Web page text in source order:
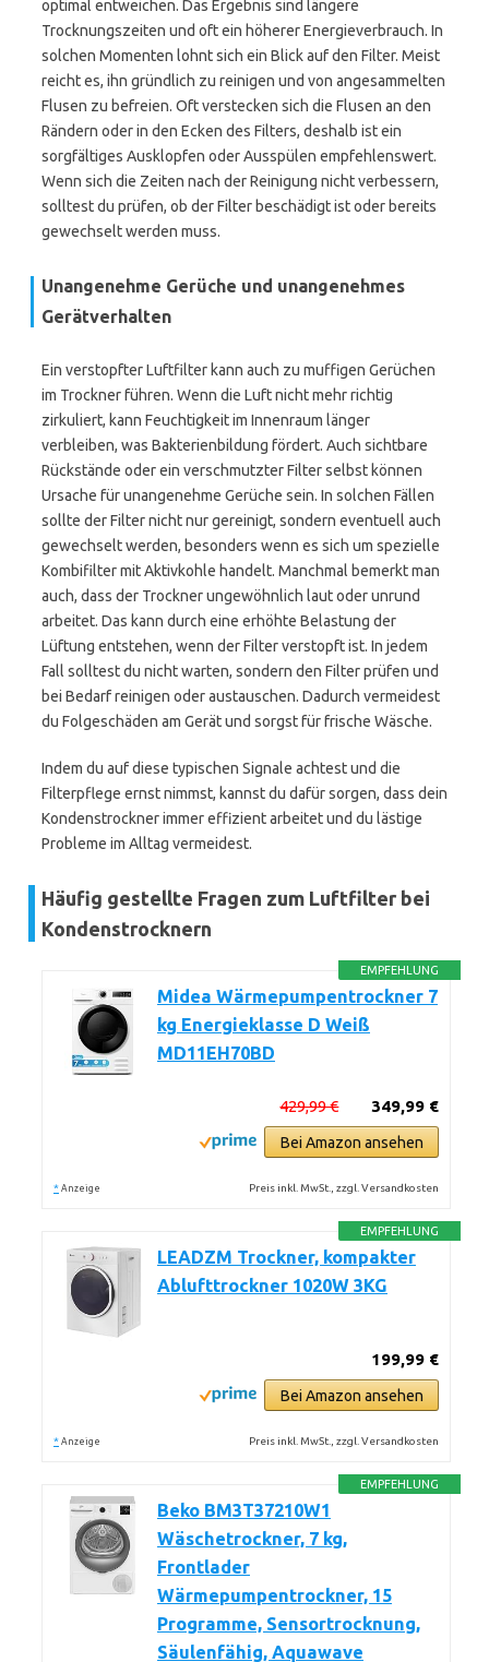
optimal entweichen. Das Ergebnis sind längere
Trocknungszeiten und oft ein höherer Energieverbrauch. In
solchen Momenten lohnt sich ein Blick auf den Filter. Meist
reicht es, ihn gründlich zu reinigen und von angesammelten
Flusen zu befreien. Oft verstecken sich die Flusen an den
Rändern oder in den Ecken des Filters, deshalb ist ein
sorgfältiges Ausklopfen oder Ausspülen empfehlenswert.
Wenn sich die Zeiten nach der Reinigung nicht verbessern,
solltest du prüfen, ob der Filter beschädigt ist oder bereits
gewechselt werden muss.
Unangenehme Gerüche und unangenehmes
Gerätverhalten
Ein verstopfter Luftfilter kann auch zu muffigen Gerüchen
im Trockner führen. Wenn die Luft nicht mehr richtig
zirkuliert, kann Feuchtigkeit im Innenraum länger
verbleiben, was Bakterienbildung fördert. Auch sichtbare
Rückstände oder ein verschmutzter Filter selbst können
Ursache für unangenehme Gerüche sein. In solchen Fällen
sollte der Filter nicht nur gereinigt, sondern eventuell auch
gewechselt werden, besonders wenn es sich um spezielle
Kombifilter mit Aktivkohle handelt. Manchmal bemerkt man
auch, dass der Trockner ungewöhnlich laut oder unrund
arbeitet. Das kann durch eine erhöhte Belastung der
Lüftung entstehen, wenn der Filter verstopft ist. In jedem
Fall solltest du nicht warten, sondern den Filter prüfen und
bei Bedarf reinigen oder austauschen. Dadurch vermeidest
du Folgeschäden am Gerät und sorgst für frische Wäsche.
Indem du auf diese typischen Signale achtest und die
Filterpflege ernst nimmst, kannst du dafür sorgen, dass dein
Kondenstrockner immer effizient arbeitet und du lästige
Probleme im Alltag vermeidest.
Häufig gestellte Fragen zum Luftfilter bei
Kondenstrocknern
EMPFEHLUNG
Midea Wärmepumpentrockner 7
kg Energieklasse D Weiß
MD11EH70BD
349,99 €
429,99 €
Bei Amazon ansehen
* Anzeige Preis inkl. MwSt., zzgl. Versandkosten
EMPFEHLUNG
LEADZM Trockner, kompakter
Ablufttrockner 1020W 3KG
199,99 €
Bei Amazon ansehen
* Anzeige Preis inkl. MwSt., zzgl. Versandkosten
EMPFEHLUNG
Beko BM3T37210W1
Wäschetrockner, 7 kg,
Frontlader
Wärmepumpentrockner, 15
Programme, Sensortrocknung,
Säulenfähig, Aquawave